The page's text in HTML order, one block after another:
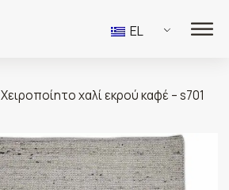
EL
Χειροποίητο χαλί εκρού καφέ – s701